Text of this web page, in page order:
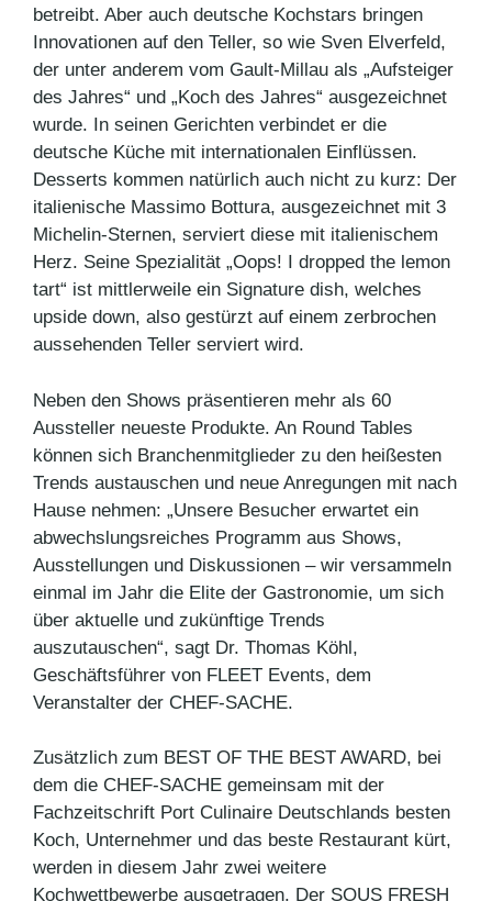
betreibt. Aber auch deutsche Kochstars bringen
Innovationen auf den Teller, so wie Sven Elverfeld,
der unter anderem vom Gault-Millau als „Aufsteiger
des Jahres“ und „Koch des Jahres“ ausgezeichnet
wurde. In seinen Gerichten verbindet er die
deutsche Küche mit internationalen Einflüssen.
Desserts kommen natürlich auch nicht zu kurz: Der
italienische Massimo Bottura, ausgezeichnet mit 3
Michelin-Sternen, serviert diese mit italienischem
Herz. Seine Spezialität „Oops! I dropped the lemon
tart“ ist mittlerweile ein Signature dish, welches
upside down, also gestürzt auf einem zerbrochen
aussehenden Teller serviert wird.
Neben den Shows präsentieren mehr als 60
Aussteller neueste Produkte. An Round Tables
können sich Branchenmitglieder zu den heißesten
Trends austauschen und neue Anregungen mit nach
Hause nehmen: „Unsere Besucher erwartet ein
abwechslungsreiches Programm aus Shows,
Ausstellungen und Diskussionen – wir versammeln
einmal im Jahr die Elite der Gastronomie, um sich
über aktuelle und zukünftige Trends
auszutauschen“, sagt Dr. Thomas Köhl,
Geschäftsführer von FLEET Events, dem
Veranstalter der CHEF-SACHE.
Zusätzlich zum BEST OF THE BEST AWARD, bei
dem die CHEF-SACHE gemeinsam mit der
Fachzeitschrift Port Culinaire Deutschlands besten
Koch, Unternehmer und das beste Restaurant kürt,
werden in diesem Jahr zwei weitere
Kochwettbewerbe ausgetragen. Der SOUS FRESH